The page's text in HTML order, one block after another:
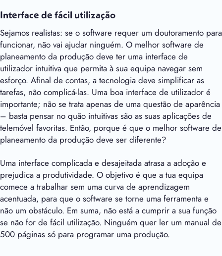
Interface de fácil utilização
Sejamos realistas: se o software requer um doutoramento para
funcionar, não vai ajudar ninguém. O melhor software de
planeamento da produção deve ter uma interface de
utilizador intuitiva que permita à sua equipa navegar sem
esforço. Afinal de contas, a tecnologia deve simplificar as
tarefas, não complicá-las. Uma boa interface de utilizador é
importante; não se trata apenas de uma questão de aparência
– basta pensar no quão intuitivas são as suas aplicações de
telemóvel favoritas. Então, porque é que o melhor software de
planeamento da produção deve ser diferente?
Uma interface complicada e desajeitada atrasa a adoção e
prejudica a produtividade. O objetivo é que a tua equipa
comece a trabalhar sem uma curva de aprendizagem
acentuada, para que o software se torne uma ferramenta e
não um obstáculo. Em suma, não está a cumprir a sua função
se não for de fácil utilização. Ninguém quer ler um manual de
500 páginas só para programar uma produção.